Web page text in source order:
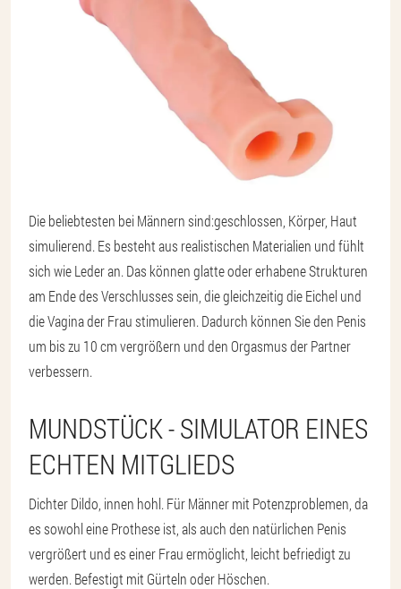
Die beliebtesten bei Männern sind:geschlossen, Körper, Haut
simulierend. Es besteht aus realistischen Materialien und fühlt
sich wie Leder an. Das können glatte oder erhabene Strukturen
am Ende des Verschlusses sein, die gleichzeitig die Eichel und
die Vagina der Frau stimulieren. Dadurch können Sie den Penis
um bis zu 10 cm vergrößern und den Orgasmus der Partner
verbessern.
MUNDSTÜCK - SIMULATOR EINES
ECHTEN MITGLIEDS
Dichter Dildo, innen hohl. Für Männer mit Potenzproblemen, da
es sowohl eine Prothese ist, als auch den natürlichen Penis
vergrößert und es einer Frau ermöglicht, leicht befriedigt zu
werden. Befestigt mit Gürteln oder Höschen.